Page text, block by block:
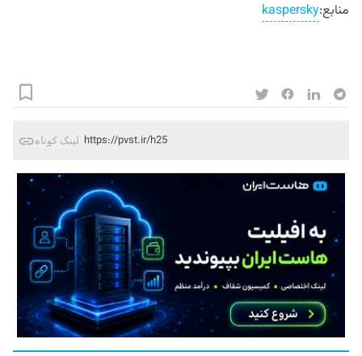
منابع:kaspersky
لینک کوتاه https://pvst.ir/h25